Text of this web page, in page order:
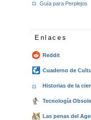
Guía para Perplejos
Enlaces
Reddit
Cuaderno de
Historias de la
Tecnología
Las penas del